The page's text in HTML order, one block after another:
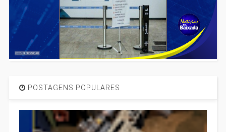
POSTAGENS POPULARES